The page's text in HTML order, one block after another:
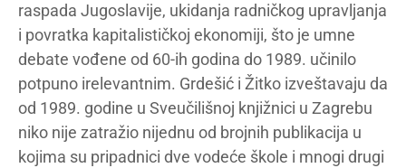
raspada Jugoslavije, ukidanja radničkog upravljanja
i povratka kapitalističkoj ekonomiji, što je umne
debate vođene od 60-ih godina do 1989. učinilo
potpuno irelevantnim. Grdešić i Žitko izveštavaju da
od 1989. godine u Sveučilišnoj knjižnici u Zagrebu
niko nije zatražio nijednu od brojnih publikacija u
kojima su pripadnici dve vodeće škole i mnogi drugi